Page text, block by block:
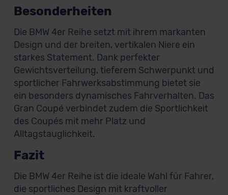
Besonderheiten
Die BMW 4er Reihe setzt mit ihrem markanten
Design und der breiten, vertikalen Niere ein
starkes Statement. Dank perfekter
Gewichtsverteilung, tieferem Schwerpunkt und
sportlicher Fahrwerksabstimmung bietet sie
ein besonders dynamisches Fahrverhalten. Das
Gran Coupé verbindet zudem die Sportlichkeit
des Coupés mit mehr Platz und
Alltagstauglichkeit.
Fazit
Die BMW 4er Reihe ist die ideale Wahl für Fahrer,
die sportliches Design mit kraftvoller